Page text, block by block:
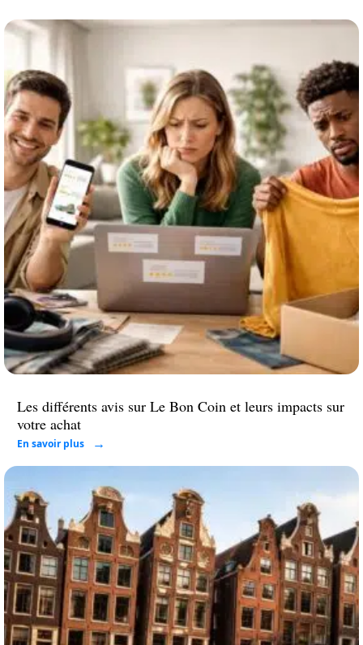
Les différents avis sur Le Bon Coin et leurs impacts sur
votre achat
En savoir plus